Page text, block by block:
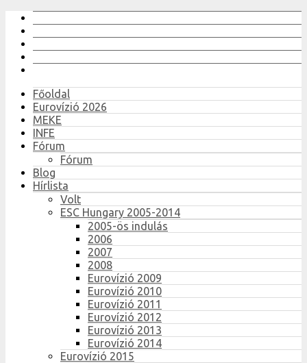
Főoldal
Eurovízió 2026
MEKE
INFE
Fórum
Fórum
Blog
Hírlista
Volt
ESC Hungary 2005-2014
2005-ös indulás
2006
2007
2008
Eurovízió 2009
Eurovízió 2010
Eurovízió 2011
Eurovízió 2012
Eurovízió 2013
Eurovízió 2014
Eurovízió 2015